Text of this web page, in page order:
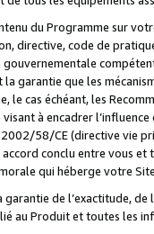
du Programme sur
directive, code de
garantie que les
le cas échéant, les
à encadrer
58/CE (directive vie
conclu entre vous
qui héberge votre
de l’exactitude,
au Produit et toutes les